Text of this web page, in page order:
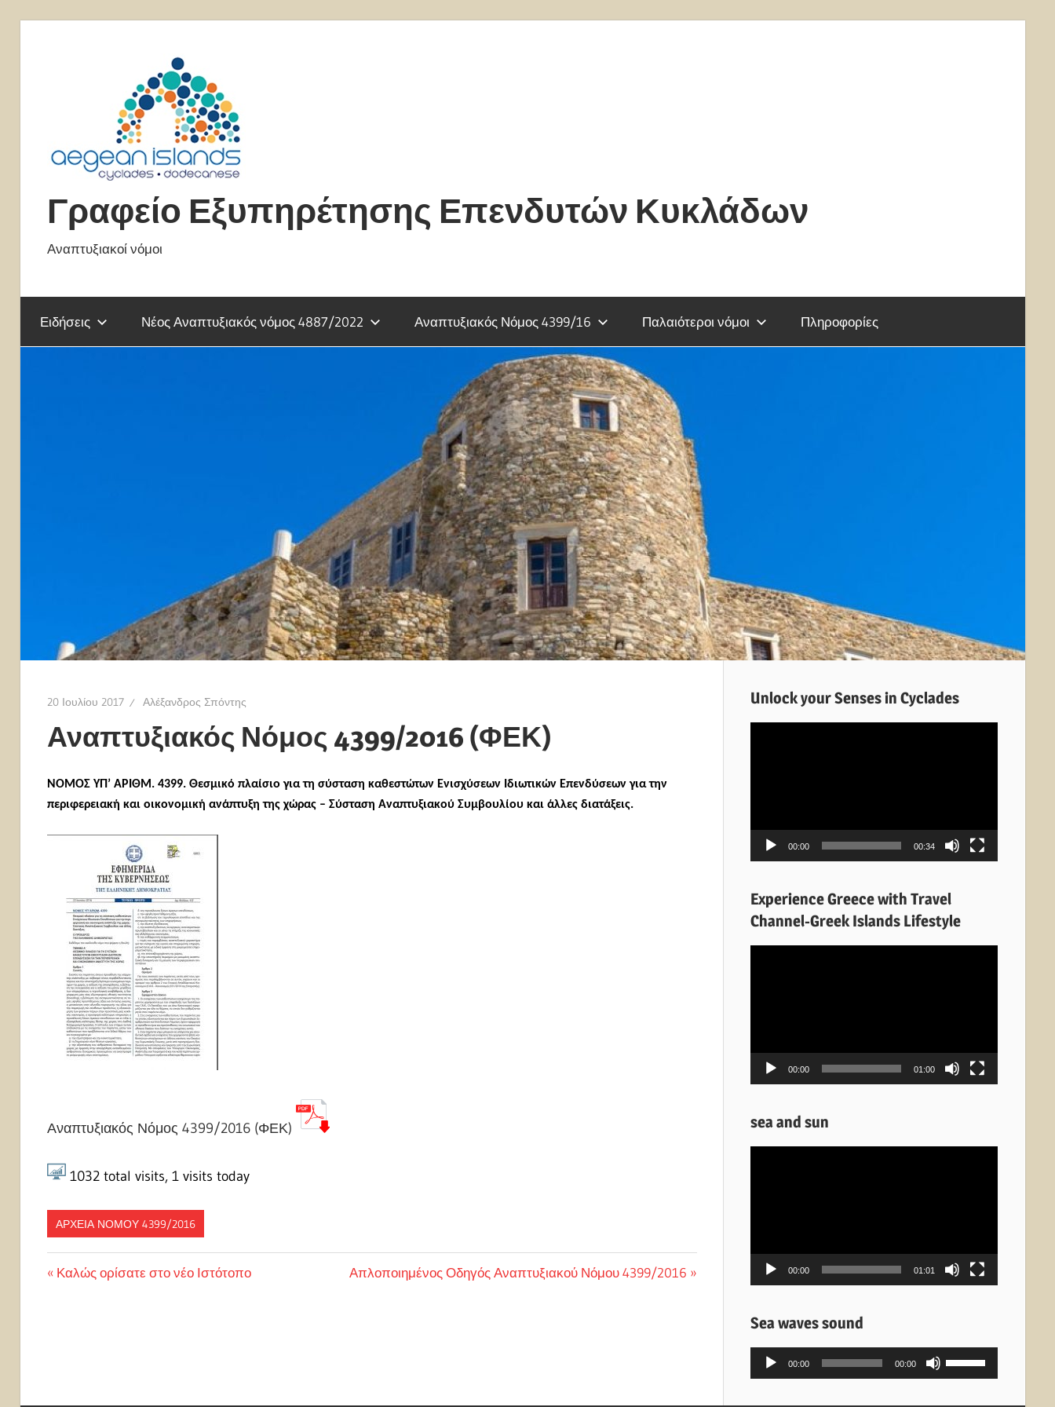
Γραφείο Εξυπηρέτησης Επενδυτών Κυκλάδων
Αναπτυξιακοί νόμοι
Ειδήσεις Νέος Αναπτυξιακός νόμος 4887/2022 Αναπτυξιακός Νόμος 4399/16 Παλαιότεροι νόμοι Πληροφορίες
20 Ιουλίου 2017 Αλέξανδρος Σπόντης
Αναπτυξιακός Νόμος 4399/2016 (ΦΕΚ)
NOMOΣ ΥΠ’ ΑΡΙΘΜ. 4399. Θεσμικό πλαίσιο για τη σύσταση καθεστώτων Ενισχύσεων Ιδιωτικών Επενδύσεων για την
περιφερειακή και οικονομική ανάπτυξη της χώρας – Σύσταση Αναπτυξιακού Συμβουλίου και άλλες διατάξεις.
Αναπτυξιακός Νόμος 4399/2016 (ΦΕΚ)
1032 total visits, 1 visits today
ΑΡΧΕΊΑ ΝΌΜΟΥ 4399/2016
Πλοήγηση
Previous
Καλώς ορίσατε στο νέο Ιστότοπο
Next
Απλοποιημένος Οδηγός Αναπτυξιακού Νόμου 4399/2016
Unlock your Senses in Cyclades
00:00 00:34
Experience Greece with Travel
Channel-Greek Islands Lifestyle
00:00 01:00
sea and sun
00:00 01:01
Sea waves sound
Πρόγραμμα
Αναπαραγωγής
Ήχου
00:00 00:00
Χρησιμοποιείστε
τα
πλήκτρα